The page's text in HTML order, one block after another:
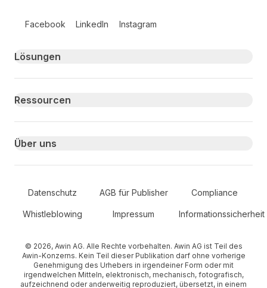
Facebook LinkedIn Instagram
Primary footer navigation
Lösungen
Ressourcen
Über uns
Secondary Footer Navigation
Datenschutz AGB für Publisher Compliance
Whistleblowing Impressum Informationssicherheit
© 2026, Awin AG. Alle Rechte vorbehalten. Awin AG ist Teil des
Awin-Konzerns. Kein Teil dieser Publikation darf ohne vorherige
Genehmigung des Urhebers in irgendeiner Form oder mit
irgendwelchen Mitteln, elektronisch, mechanisch, fotografisch,
aufzeichnend oder anderweitig reproduziert, übersetzt, in einem